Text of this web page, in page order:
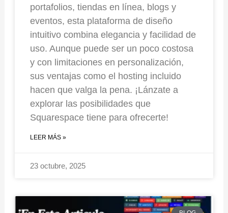
portafolios, tiendas en línea, blogs y
eventos, esta plataforma de diseño
intuitivo combina elegancia y facilidad de
uso. Aunque puede ser un poco costosa
y con limitaciones en personalización,
sus ventajas como el hosting incluido
hacen que valga la pena. ¡Lánzate a
explorar las posibilidades que
Squarespace tiene para ofrecerte!
LEER MÁS »
23 octubre, 2025